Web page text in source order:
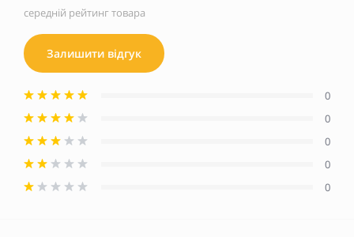
середній рейтинг товара
Залишити відгук
0
0
0
0
0